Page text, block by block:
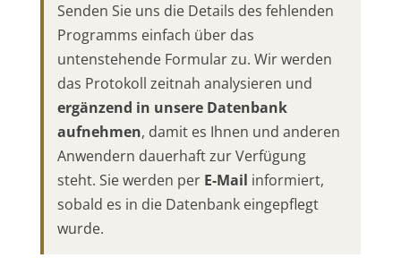
Senden Sie uns die Details des fehlenden
Programms einfach über das
untenstehende Formular zu. Wir werden
das Protokoll zeitnah analysieren und
ergänzend in unsere Datenbank
aufnehmen, damit es Ihnen und anderen
Anwendern dauerhaft zur Verfügung
steht. Sie werden per E-Mail informiert,
sobald es in die Datenbank eingepflegt
wurde.